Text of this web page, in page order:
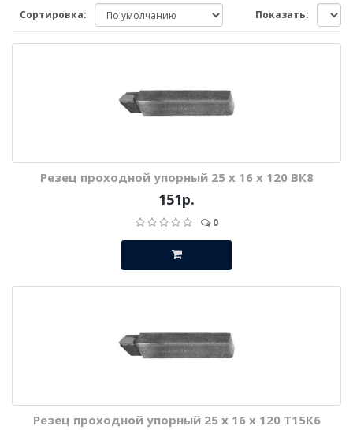
Сортировка: Показать:
Резец проходной упорный 25 х 16 х 120 ВК8
151р.
0
Резец проходной упорный 25 х 16 х 120 Т15К6